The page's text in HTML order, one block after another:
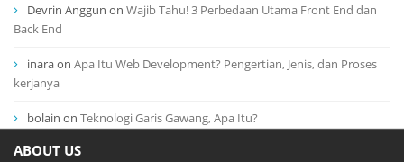
Devrin Anggun on Wajib Tahu! 3 Perbedaan Utama Front End dan
Back End
inaraon Apa Itu Web Development? Pengertian, Jenis, dan Proses
kerjanya
bolain on Teknologi Garis Gawang, Apa Itu?
ABOUT US